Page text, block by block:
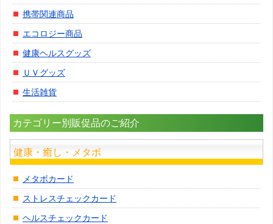
携帯関連商品
エコロジー商品
健康ヘルスグッズ
ＵＶグッズ
生活雑貨
カテゴリー別販促品のご紹介
健康・癒し・メタボ
メタボカード
ストレスチェックカード
ヘルスチェックカード